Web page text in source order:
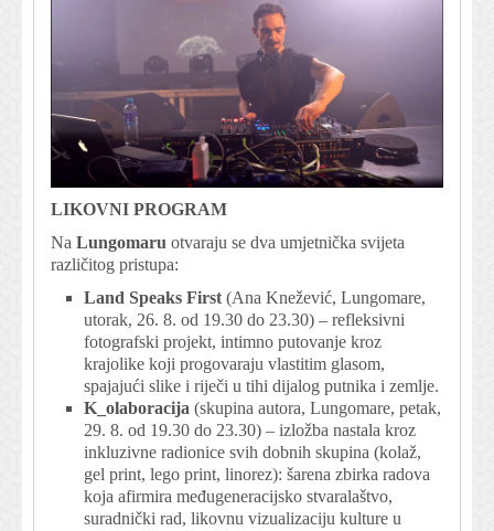
LIKOVNI PROGRAM
Na Lungomaru otvaraju se dva umjetnička svijeta
različitog pristupa:
Land Speaks First(Ana Knežević, Lungomare,
utorak, 26. 8. od 19.30 do 23.30) – refleksivni
fotografski projekt, intimno putovanje kroz
krajolike koji progovaraju vlastitim glasom,
spajajući slike i riječi u tihi dijalog putnika i zemlje.
K_olaboracija (skupina autora, Lungomare, petak,
29. 8. od 19.30 do 23.30) – izložba nastala kroz
inkluzivne radionice svih dobnih skupina (kolaž,
gel print, lego print, linorez): šarena zbirka radova
koja afirmira međugeneracijsko stvaralaštvo,
suradnički rad, likovnu vizualizaciju kulture u